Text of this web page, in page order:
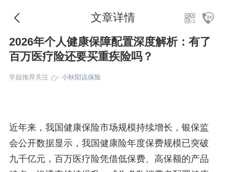
文章详情
2026年个人健康保障配置深度解析：有了
百万医疗险还要买重疾险吗？
学姐推荐关注 小秋阳说保险
近年来，我国健康保险市场规模持续增长，银保监
会公开数据显示，我国健康险年度保费规模已突破
九千亿元，百万医疗险凭借低保费、高保额的产品